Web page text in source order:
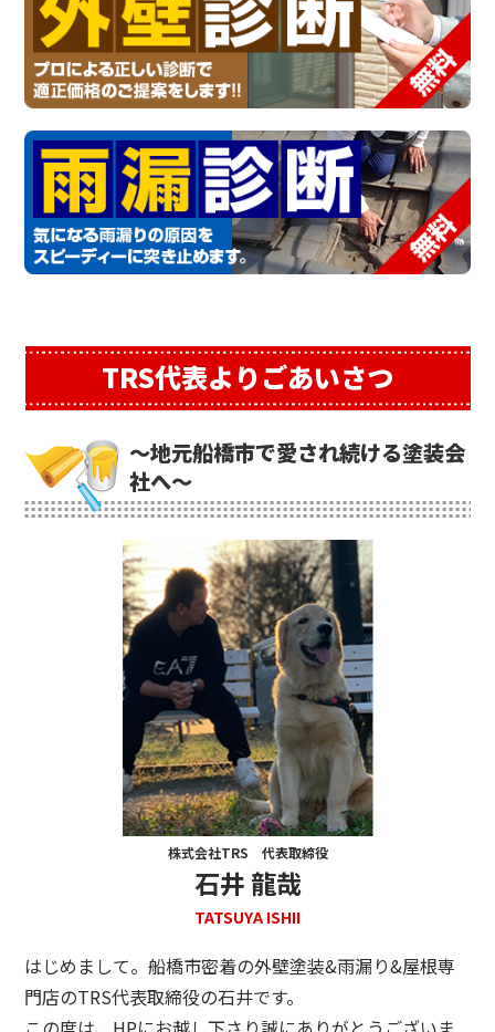
TRS代表よりごあいさつ
～地元船橋市で愛され続ける塗装会
社へ～
株式会社TRS 代表取締役
石井 龍哉
TATSUYA ISHII
はじめまして。船橋市密着の外壁塗装&雨漏り&屋根専
門店のTRS代表取締役の石井です。